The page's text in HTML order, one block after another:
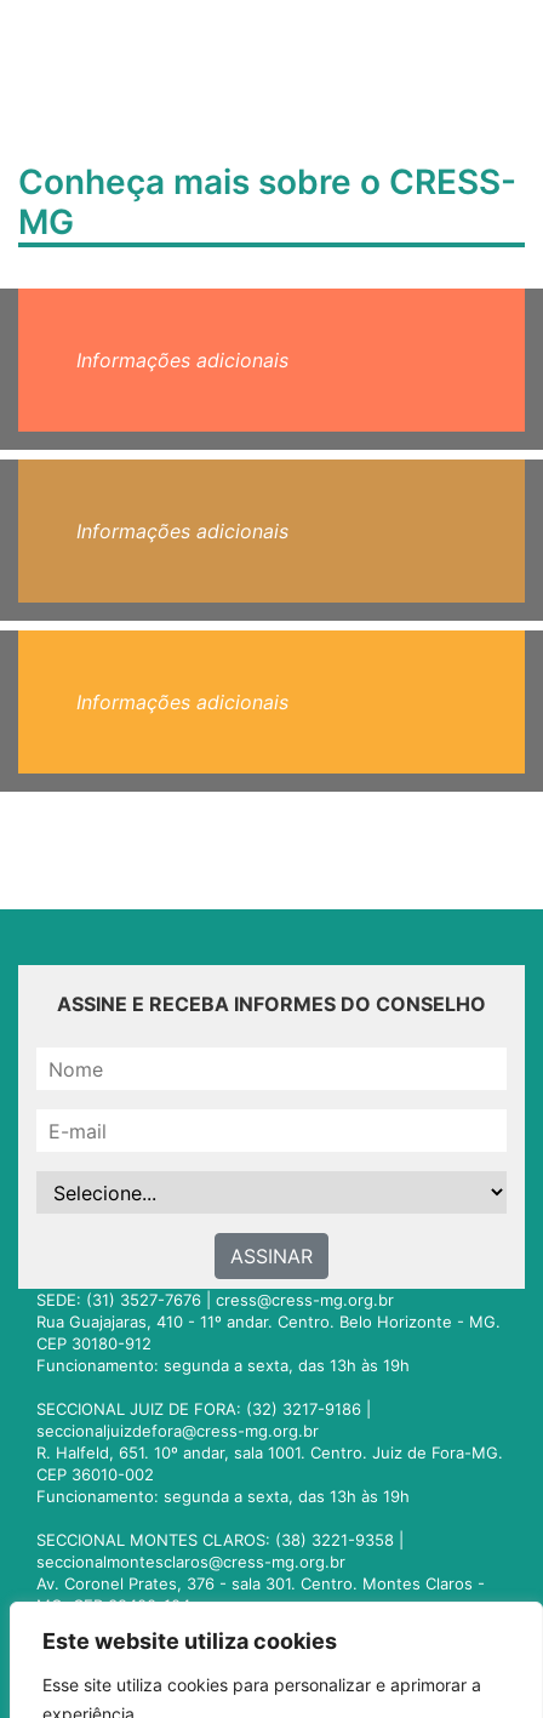
Este website utiliza cookies
Esse site utiliza cookies para personalizar e aprimorar a
experiência.
Conheça mais sobre o CRESS-
MG
Informações adicionais
Informações adicionais
Informações adicionais
ASSINE E RECEBA INFORMES DO CONSELHO
ASSINAR
SEDE: (31) 3527-7676 | cress@cress-mg.org.br
Rua Guajajaras, 410 - 11º andar. Centro. Belo Horizonte - MG.
CEP 30180-912
Funcionamento: segunda a sexta, das 13h às 19h
SECCIONAL JUIZ DE FORA: (32) 3217-9186 |
seccionaljuizdefora@cress-mg.org.br
R. Halfeld, 651. 10º andar, sala 1001. Centro. Juiz de Fora-MG.
CEP 36010-002
Funcionamento: segunda a sexta, das 13h às 19h
SECCIONAL MONTES CLAROS: (38) 3221-9358 |
seccionalmontesclaros@cress-mg.org.br
Av. Coronel Prates, 376 - sala 301. Centro. Montes Claros -
MG. CEP 39400-104
seccionaluberlandia@cress-mg.org.br